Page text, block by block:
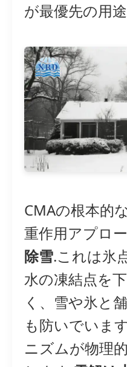
が最優先の用途
CMAの根本的
重作用アプロ
除雪.これは氷
水の凍結点を
く、雪や氷と
も防いでいま
ニズムが物理